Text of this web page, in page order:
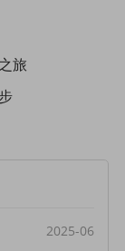
旅
2025-06